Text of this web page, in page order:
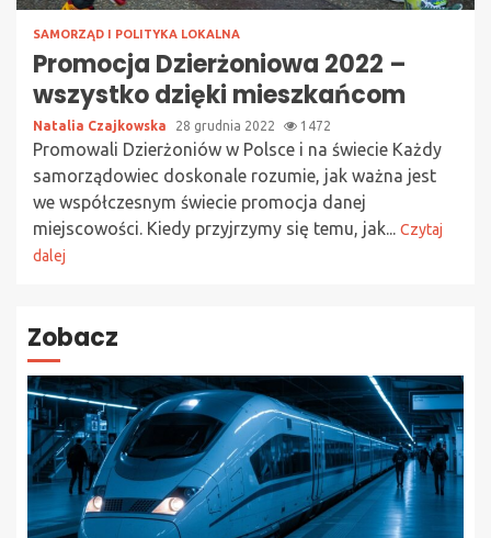
SAMORZĄD I POLITYKA LOKALNA
Promocja Dzierżoniowa 2022 –
wszystko dzięki mieszkańcom
Natalia Czajkowska 28 grudnia 2022 1472
Promowali Dzierżoniów w Polsce i na świecie Każdy
samorządowiec doskonale rozumie, jak ważna jest
we współczesnym świecie promocja danej
miejscowości. Kiedy przyjrzymy się temu, jak... Czytaj
dalej
Zobacz